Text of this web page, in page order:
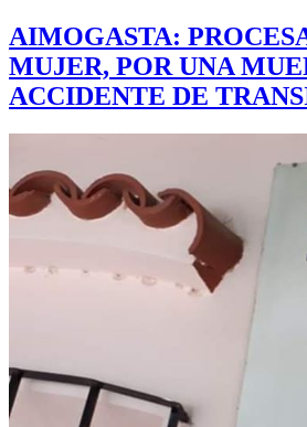
AIMOGASTA:
MUJER, POR UNA
ACCIDENTE DE